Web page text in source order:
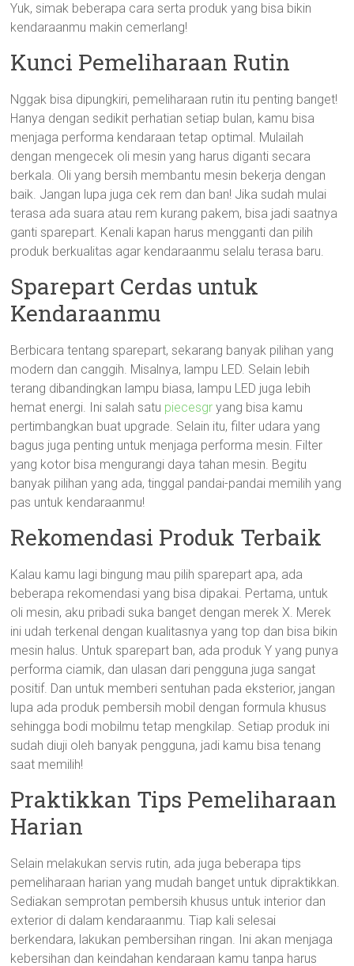
Yuk, simak beberapa cara serta produk yang bisa bikin
kendaraanmu makin cemerlang!
Kunci Pemeliharaan Rutin
Nggak bisa dipungkiri, pemeliharaan rutin itu penting banget!
Hanya dengan sedikit perhatian setiap bulan, kamu bisa
menjaga performa kendaraan tetap optimal. Mulailah
dengan mengecek oli mesin yang harus diganti secara
berkala. Oli yang bersih membantu mesin bekerja dengan
baik. Jangan lupa juga cek rem dan ban! Jika sudah mulai
terasa ada suara atau rem kurang pakem, bisa jadi saatnya
ganti sparepart. Kenali kapan harus mengganti dan pilih
produk berkualitas agar kendaraanmu selalu terasa baru.
Sparepart Cerdas untuk
Kendaraanmu
Berbicara tentang sparepart, sekarang banyak pilihan yang
modern dan canggih. Misalnya, lampu LED. Selain lebih
terang dibandingkan lampu biasa, lampu LED juga lebih
hemat energi. Ini salah satu piecesgr yang bisa kamu
pertimbangkan buat upgrade. Selain itu, filter udara yang
bagus juga penting untuk menjaga performa mesin. Filter
yang kotor bisa mengurangi daya tahan mesin. Begitu
banyak pilihan yang ada, tinggal pandai-pandai memilih yang
pas untuk kendaraanmu!
Rekomendasi Produk Terbaik
Kalau kamu lagi bingung mau pilih sparepart apa, ada
beberapa rekomendasi yang bisa dipakai. Pertama, untuk
oli mesin, aku pribadi suka banget dengan merek X. Merek
ini udah terkenal dengan kualitasnya yang top dan bisa bikin
mesin halus. Untuk sparepart ban, ada produk Y yang punya
performa ciamik, dan ulasan dari pengguna juga sangat
positif. Dan untuk memberi sentuhan pada eksterior, jangan
lupa ada produk pembersih mobil dengan formula khusus
sehingga bodi mobilmu tetap mengkilap. Setiap produk ini
sudah diuji oleh banyak pengguna, jadi kamu bisa tenang
saat memilih!
Praktikkan Tips Pemeliharaan
Harian
Selain melakukan servis rutin, ada juga beberapa tips
pemeliharaan harian yang mudah banget untuk dipraktikkan.
Sediakan semprotan pembersih khusus untuk interior dan
exterior di dalam kendaraanmu. Tiap kali selesai
berkendara, lakukan pembersihan ringan. Ini akan menjaga
kebersihan dan keindahan kendaraan kamu tanpa harus